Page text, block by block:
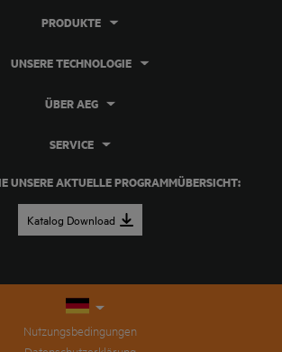
UNSERE AKTUELLE PROGRAMMÜBERSICHT:
Katalog Download
PRODUKTE
UNSERE TECHNOLOGIE
ÜBER AEG
SERVICE
Nutzungsbedingungen